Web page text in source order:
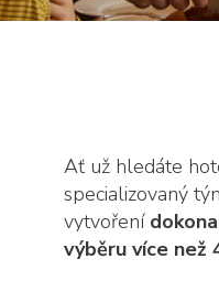
Ať už hledáte
specializovaný
vytvoření
výběru více než